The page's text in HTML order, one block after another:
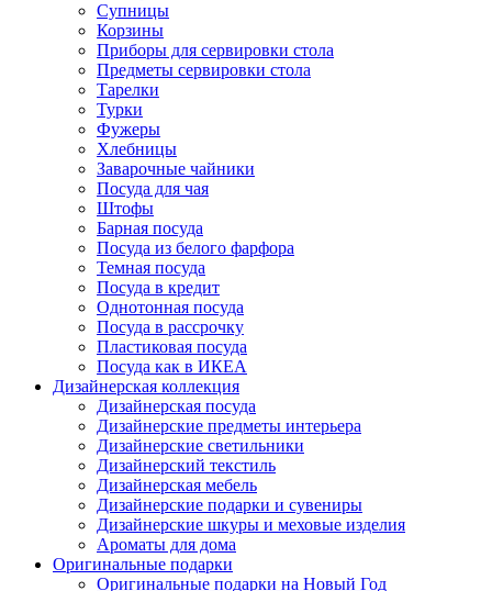
Супницы
Корзины
Приборы для сервировки стола
Предметы сервировки стола
Тарелки
Турки
Фужеры
Хлебницы
Заварочные чайники
Посуда для чая
Штофы
Барная посуда
Посуда из белого фарфора
Темная посуда
Посуда в кредит
Однотонная посуда
Посуда в рассрочку
Пластиковая посуда
Посуда как в ИКЕА
Дизайнерская коллекция
Дизайнерская посуда
Дизайнерские предметы интерьера
Дизайнерские светильники
Дизайнерский текстиль
Дизайнерская мебель
Дизайнерские подарки и сувениры
Дизайнерские шкуры и меховые изделия
Ароматы для дома
Оригинальные подарки
Оригинальные подарки на Новый Год